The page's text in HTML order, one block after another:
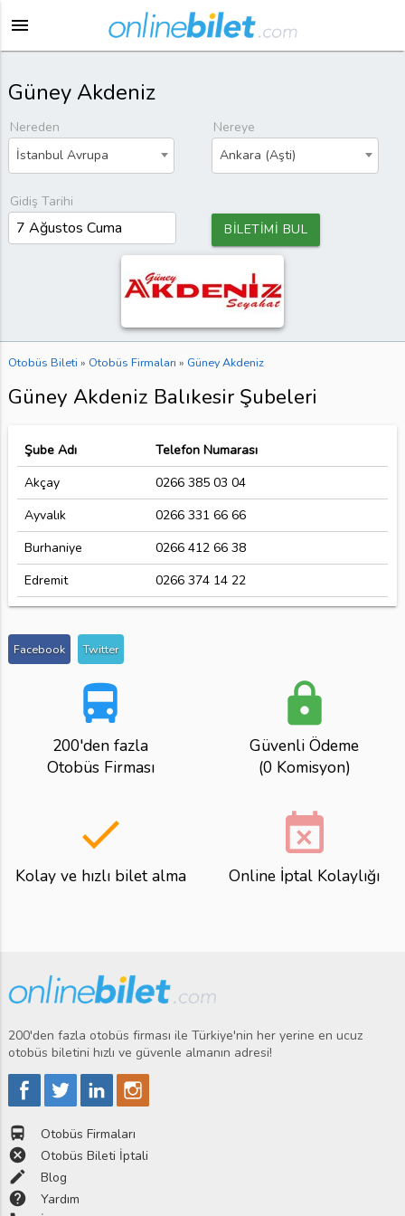
menu
Güney Akdeniz
Nereden
İstanbul Avrupa
Nereye
Ankara (Aşti)
Gidiş Tarihi
BİLETİMİ BUL
Otobüs Bileti » Otobüs Firmaları » Güney Akdeniz
Güney Akdeniz Balıkesir Şubeleri
Şube Adı
Telefon Numarası
Akçay
0266 385 03 04
Ayvalık
0266 331 66 66
Burhaniye
0266 412 66 38
Edremit
0266 374 14 22
Facebook Twitter
directions_bus
200'den fazla
Otobüs Firması
lock
Güvenli Ödeme
(0 Komisyon)
done
Kolay ve hızlı bilet alma
event_busy
Online İptal Kolaylığı
200'den fazla otobüs firması ile Türkiye'nin her yerine en ucuz
otobüs biletini hızlı ve güvenle almanın adresi!
directions_bus Otobüs Firmaları
cancel Otobüs Bileti İptali
edit Blog
help Yardım